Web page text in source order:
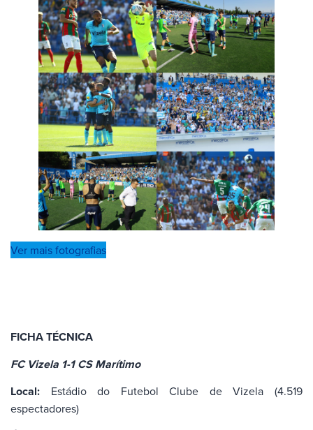
Ver mais fotografias
FICHA TÉCNICA
FC Vizela 1-1 CS Marítimo
Local: Estádio do Futebol Clube de Vizela (4.519
espectadores)